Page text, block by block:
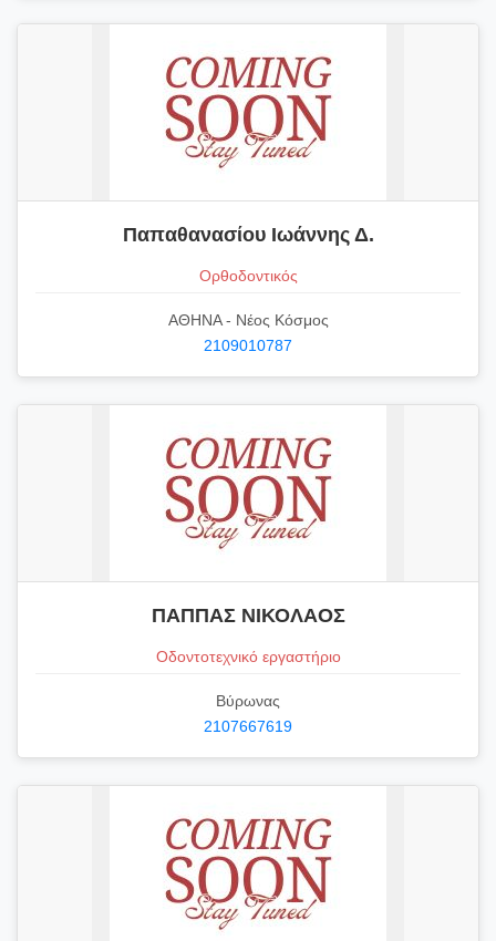
Παπαθανασίου Ιωάννης Δ.
Ορθοδοντικός
ΑΘΗΝΑ - Νέος Κόσμος
2109010787
ΠΑΠΠΑΣ ΝΙΚΟΛΑΟΣ
Οδοντοτεχνικό εργαστήριο
Βύρωνας
2107667619